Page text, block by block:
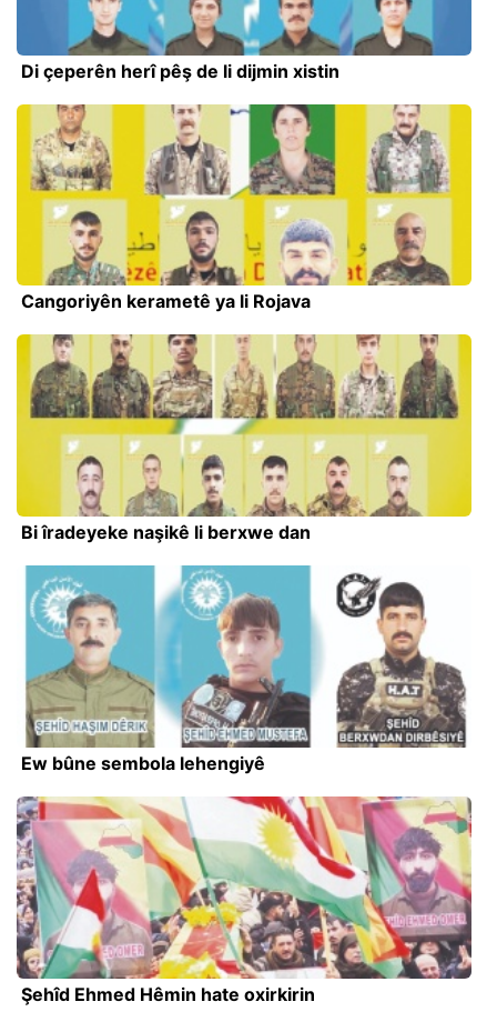
Di çeperên herî pêş de li dijmin xistin
Cangoriyên kerametê ya li Rojava
Bi îradeyeke naşikê li berxwe dan
Ew bûne sembola lehengiyê
Şehîd Ehmed Hêmin hate oxirkirin